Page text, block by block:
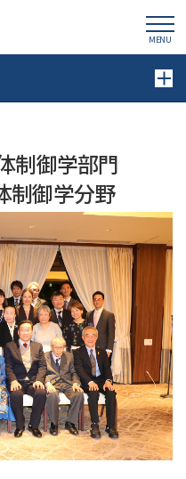
MENU
制御学部門
制御学分野